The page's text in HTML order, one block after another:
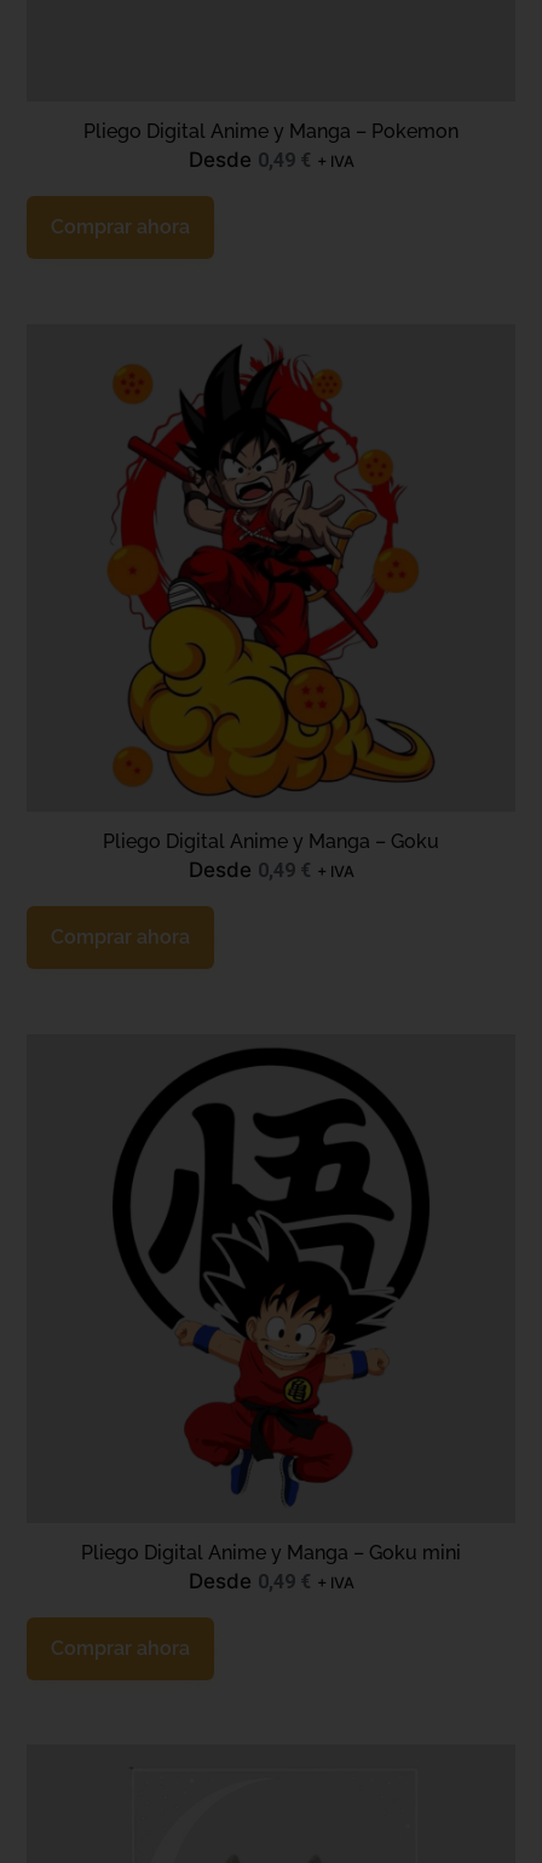
Pliego Digital Anime y Manga – Pokemon
Desde 0,49 € + IVA
Comprar ahora
Pliego Digital Anime y Manga – Goku
Desde 0,49 € + IVA
Comprar ahora
Pliego Digital Anime y Manga – Goku mini
Desde 0,49 € + IVA
Comprar ahora